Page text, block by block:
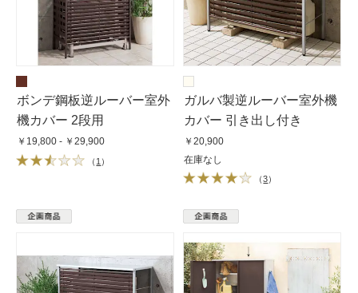
ボンデ鋼板逆ルーバー室外
機カバー 2段用
￥19,800 - ￥29,900
（ 1 ）
ガルバ製逆ルーバー室外機
カバー 引き出し付き
￥20,900
在庫なし
（3）